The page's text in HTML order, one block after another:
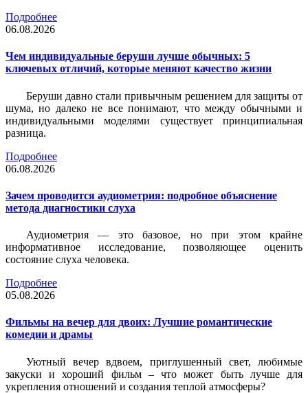
Подробнее
06.08.2026
Чем индивидуальные беруши лучше обычных: 5
ключевых отличий, которые меняют качество жизни
Беруши давно стали привычным решением для защиты от
шума, но далеко не все понимают, что между обычными и
индивидуальными моделями существует принципиальная
разница.
Подробнее
06.08.2026
Зачем проводится аудиометрия: подробное объяснение
метода диагностики слуха
Аудиометрия — это базовое, но при этом крайне
информативное исследование, позволяющее оценить
состояние слуха человека.
Подробнее
05.08.2026
Фильмы на вечер для двоих: Лучшие романтические
комедии и драмы
Уютный вечер вдвоем, приглушенный свет, любимые
закуски и хороший фильм – что может быть лучше для
укрепления отношений и создания теплой атмосферы?